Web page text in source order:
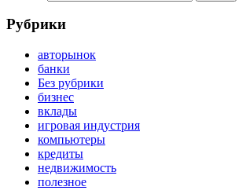
Рубрики
авторынок
банки
Без рубрики
бизнес
вклады
игровая индустрия
компьютеры
кредиты
недвижимость
полезное